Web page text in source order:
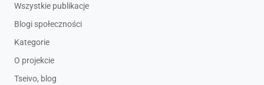
Wszystkie publikacje
Blogi społeczności
Kategorie
O projekcie
Tseivo, blog